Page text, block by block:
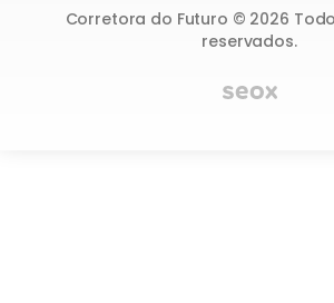
Corretora do Futuro © 2026
reservados.